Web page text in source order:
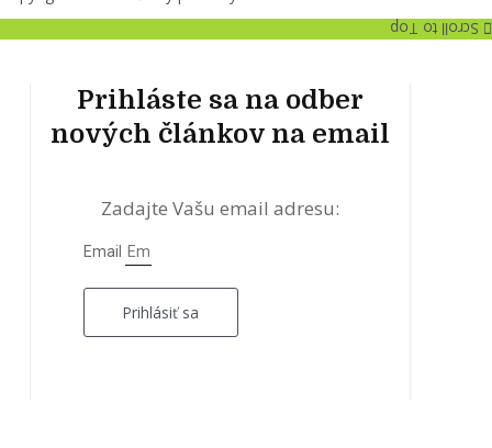
Scroll to Top
Prihláste sa na odber
nových článkov na email
Zadajte Vašu email adresu:
Email
Prihlásiť sa